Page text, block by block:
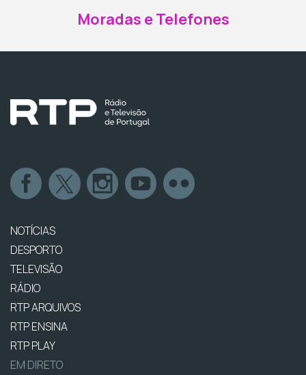
Moradas e Telefones
NOTÍCIAS
DESPORTO
TELEVISÃO
RÁDIO
RTP ARQUIVOS
RTP ENSINA
RTP PLAY
EM DIRETO